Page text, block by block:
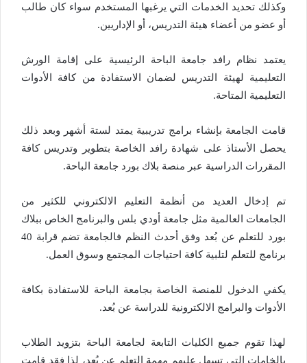
وكذلك تحديد الخدمات التي يرغبها المستخدم سواء كان طالب
أو عضو من أعضاء هيئة التدريس، أو الإداريين.
يعتمد نظام رافد جامعة الباحة الرئيسية على إقامة الورش
التعليمية لهيئة التدريس لضمان الاستفادة من كافة الأدوات
التعليمية المتاحة.
قامت الجامعة بإنشاء برامج تدريبية يمتد لستة أشهر وبعد ذلك
يحصل الأستاذ على شهادة رافد الخاصة بتطوير وتدريس كافة
المقررات الدراسية عبر منصة بلاك بورد جامعة الباحة.
تم إدخال العديد من أنظمة التعليم الالكتروني للكثير من
الجامعات العالمية مثل جامعة أودي بلس والبرنامج الخاص ببلاك
بورد للتعلم عن بُعد وفق أحدث النظم فالجامعة تضم قرابة 40
برنامج للتعلم لتلبية كافة احتياجات المجتمع وسوق العمل.
يكفي الدخول للمنصة الخاصة بجامعة الباحة للاستفادة بكافة
الأدوات والبرامج الالكترونية للدراسة عن بُعد.
لهذا تقوم جميع الكليات التابعة لجامعة الباحة بتزويد الطلاب
بالخامات التي تسهل عليهم مهمة التعلم عن بُعد، لذا فقد قامت